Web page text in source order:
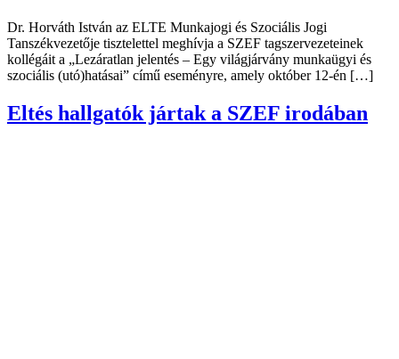
Dr. Horváth István az ELTE Munkajogi és Szociális Jogi
Tanszékvezetője tisztelettel meghívja a SZEF tagszervezeteinek
kollégáit a „Lezáratlan jelentés – Egy világjárvány munkaügyi és
szociális (utó)hatásai” című eseményre, amely október 12-én […]
Eltés hallgatók jártak a SZEF irodában